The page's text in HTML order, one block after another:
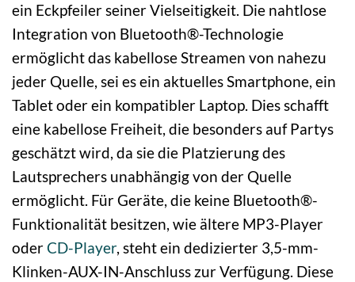
ein Eckpfeiler seiner Vielseitigkeit. Die nahtlose
Integration von Bluetooth®-Technologie
ermöglicht das kabellose Streamen von nahezu
jeder Quelle, sei es ein aktuelles Smartphone, ein
Tablet oder ein kompatibler Laptop. Dies schafft
eine kabellose Freiheit, die besonders auf Partys
geschätzt wird, da sie die Platzierung des
Lautsprechers unabhängig von der Quelle
ermöglicht. Für Geräte, die keine Bluetooth®-
Funktionalität besitzen, wie ältere MP3-Player
oderCD-Player, steht ein dedizierter 3,5-mm-
Klinken-AUX-IN-Anschluss zur Verfügung. Diese